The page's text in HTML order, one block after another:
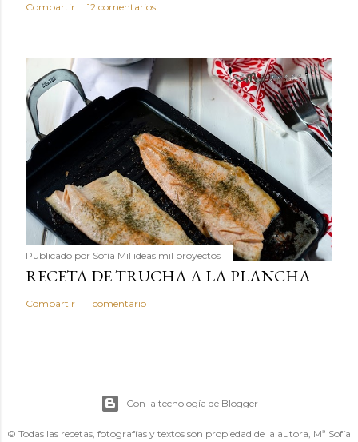
Compartir 12 comentarios
Publicado por Sofía Mil ideas mil proyectos
RECETA DE TRUCHA A LA PLANCHA
Compartir 1 comentario
Con la tecnología de Blogger
© Todas las recetas, fotografías y textos son propiedad de la autora, Mª Sofía